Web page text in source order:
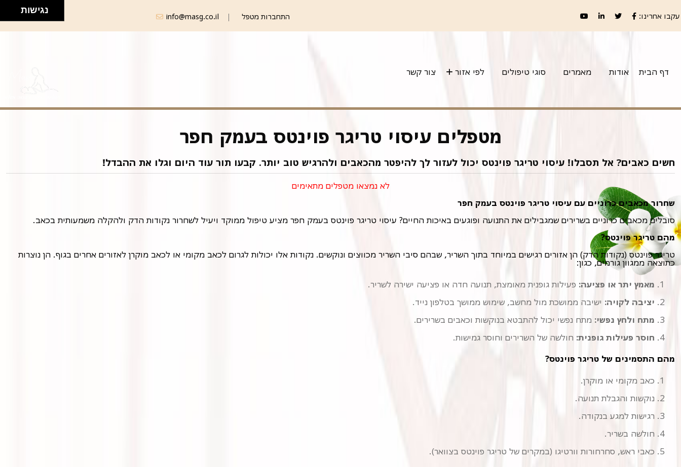
info@masg.co.il התחברות מטפל עקבו אחרינו:
דף הבית אודות מאמרים סוגי טיפולים לפי אזור צור קשר
מטפלים עיסוי טריגר פוינטס בעמק חפר
חשים כאבים? אל תסבלו! עיסוי טריגר פוינטס יכול לעזור לך להיפטר מהכאבים ולהרגיש טוב יותר. קבעו תור עוד היום וגלו את ההבדל!
לא נמצאו מטפלים מתאימים
שחרור מכאבים כרוניים עם עיסוי טריגר פוינטס בעמק חפר
סובלים מכאבים כרוניים בשרירים שמגבילים את התנועה ופוגעים באיכות החיים? עיסוי טריגר פוינטס בעמק חפר מציע טיפול ממוקד ויעיל לשחרור נקודות הדק ולהקלה משמעותית בכאב.
מהם טריגר פוינטס?
כתוצאה ממגוון גורמים, כגון:
מאמץ יתר או פציעה: פעילות גופנית מאומצת, תנועה חדה או פציעה ישירה לשריר.
יציבה לקויה: ישיבה ממושכת מול מחשב, שימוש ממושך בטלפון נייד.
מתח ולחץ נפשי: מתח נפשי יכול להתבטא בנוקשות וכאבים בשרירים.
חוסר פעילות גופנית: חולשה של השרירים וחוסר גמישות.
מהם התסמינים של טריגר פוינטס?
כאב מקומי או מוקרן.
נוקשות והגבלת תנועה.
רגישות למגע בנקודה.
חולשה בשריר.
כאבי ראש, סחרחורות וורטיגו (במקרים של טריגר פוינטס בצוואר).
נגישות